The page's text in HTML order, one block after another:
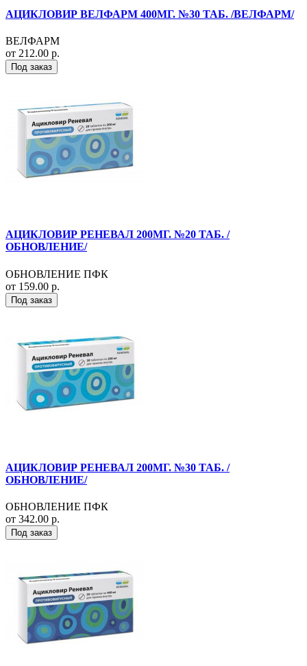
АЦИКЛОВИР ВЕЛФАРМ 400МГ. №30 ТАБ. /ВЕЛФАРМ/
ВЕЛФАРМ
от 212.00 р.
Под заказ
АЦИКЛОВИР РЕНЕВАЛ 200МГ. №20 ТАБ. /
ОБНОВЛЕНИЕ/
ОБНОВЛЕНИЕ ПФК
от 159.00 р.
Под заказ
АЦИКЛОВИР РЕНЕВАЛ 200МГ. №30 ТАБ. /
ОБНОВЛЕНИЕ/
ОБНОВЛЕНИЕ ПФК
от 342.00 р.
Под заказ